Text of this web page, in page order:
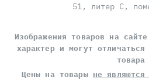
51, литер С,
Изображения товаров на
характер и могут
товара
Цены на товары не являются